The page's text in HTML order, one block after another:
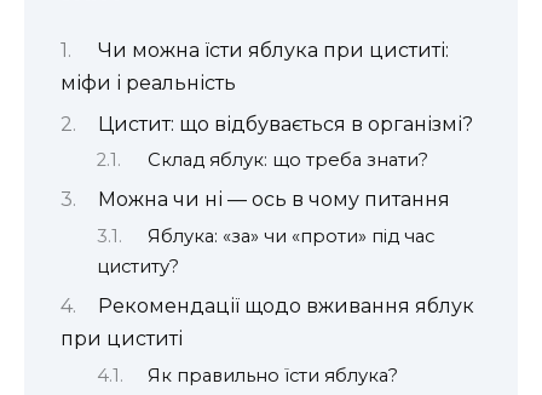
Чи можна їсти яблука при циститі:
міфи і реальність
Цистит: що відбувається в організмі?
Склад яблук: що треба знати?
Можна чи ні — ось в чому питання
Яблука: «за» чи «проти» під час
циститу?
Рекомендації щодо вживання яблук
при циститі
Як правильно їсти яблука?